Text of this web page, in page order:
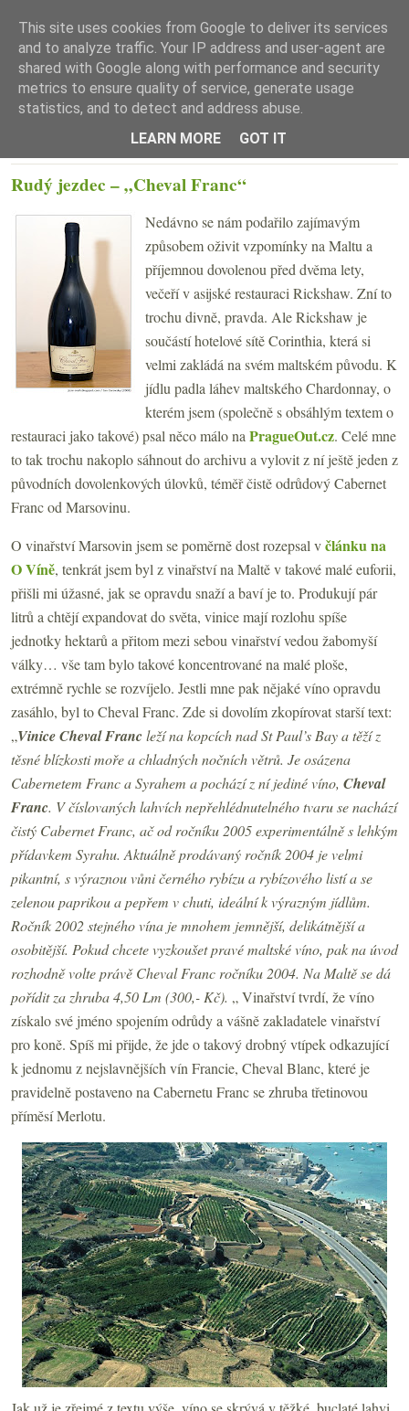
☰ Menu
Rudý jezdec – „Cheval Franc“
Nedávno se nám podařilo zajímavým
způsobem oživit vzpomínky na Maltu a
příjemnou dovolenou před dvěma lety,
večeří v asijské restauraci Rickshaw. Zní to
trochu divně, pravda. Ale Rickshaw je
součástí hotelové sítě Corinthia, která si
velmi zakládá na svém maltském původu. K
jídlu padla láhev maltského Chardonnay, o
kterém jsem (společně s obsáhlým textem o
restauraci jako takové) psal něco málo na PragueOut.cz. Celé mne
to tak trochu nakoplo sáhnout do archivu a vylovit z ní ještě jeden z
původních dovolenkových úlovků, téměř čistě odrůdový Cabernet
Franc od Marsovinu.
O vinařství Marsovin jsem se poměrně dost rozepsal včlánku na
O Víně, tenkrát jsem byl z vinařství na Maltě v takové malé euforii,
přišli mi úžasné, jak se opravdu snaží a baví je to. Produkují pár
litrů a chtějí expandovat do světa, vinice mají rozlohu spíše
jednotky hektarů a přitom mezi sebou vinařství vedou žabomyší
války… vše tam bylo takové koncentrované na malé ploše,
extrémně rychle se rozvíjelo. Jestli mne pak nějaké víno opravdu
zasáhlo, byl to Cheval Franc. Zde si dovolím zkopírovat starší text:
„Vinice Cheval Francleží na kopcích nad St Paul’s Bay a těží z
těsné blízkosti moře a chladných nočních větrů. Je osázena
Cabernetem Franc a Syrahem a pochází z ní jediné víno, Cheval
Franc. V číslovaných lahvích nepřehlédnutelného tvaru se nachází
čistý Cabernet Franc, ač od ročníku 2005 experimentálně s lehkým
přídavkem Syrahu. Aktuálně prodávaný ročník 2004 je velmi
pikantní, s výraznou vůni černého rybízu a rybízového listí a se
zelenou paprikou a pepřem v chuti, ideální k výrazným jídlům.
Ročník 2002 stejného vína je mnohem jemnější, delikátnější a
osobitější. Pokud chcete vyzkoušet pravé maltské víno, pak na úvod
rozhodně volte právě Cheval Franc ročníku 2004. Na Maltě se dá
pořídit za zhruba 4,50 Lm (300,- Kč). „ Vinařství tvrdí, že víno
získalo své jméno spojením odrůdy a vášně zakladatele vinařství
pro koně. Spíš mi přijde, že jde o takový drobný vtípek odkazující
k jednomu z nejslavnějších vín Francie, Cheval Blanc, které je
pravidelně postaveno na Cabernetu Franc se zhruba třetinovou
příměsí Merlotu.
This site uses cookies from Google to deliver its services
and to analyze traffic. Your IP address and user-agent are
shared with Google along with performance and security
metrics to ensure quality of service, generate usage
statistics, and to detect and address abuse.
LEARN MORE
GOT IT